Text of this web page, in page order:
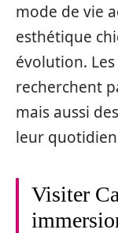
mode de vie
esthétique
évolution. Les
recherchent
mais aussi
leur
Visiter